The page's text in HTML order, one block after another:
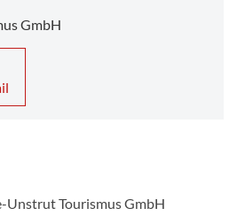
GmbH
Unstrut Tourismus GmbH